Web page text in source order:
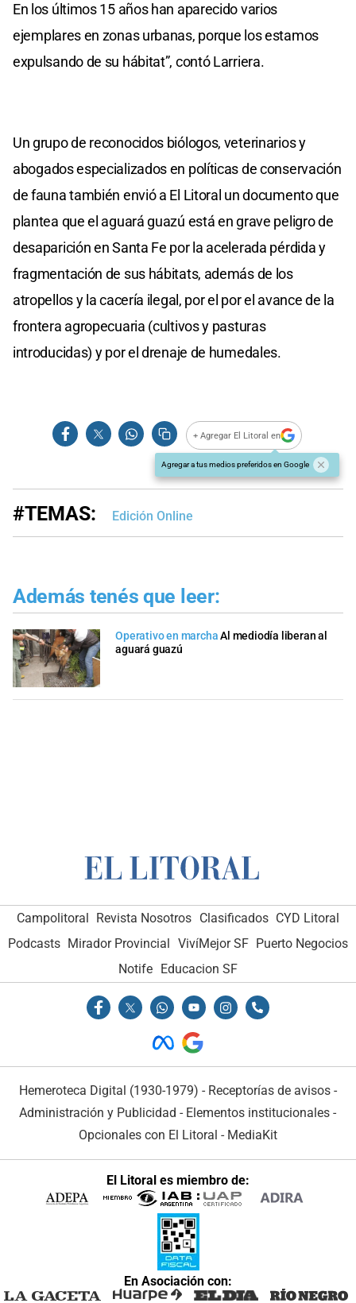
En los últimos 15 años han aparecido varios
ejemplares en zonas urbanas, porque los estamos
expulsando de su hábitat”, contó Larriera.
Un grupo de reconocidos biólogos, veterinarios y
abogados especializados en políticas de conservación
de fauna también envió a El Litoral un documento que
plantea que el aguará guazú está en grave peligro de
desaparición en Santa Fe por la acelerada pérdida y
fragmentación de sus hábitats, además de los
atropellos y la cacería ilegal, por el por el avance de la
frontera agropecuaria (cultivos y pasturas
introducidas) y por el drenaje de humedales.
+ Agregar El Litoral en
Agregar a tus medios preferidos en Google
#TEMAS: Edición Online
Además tenés que leer:
Operativo en marchaAl mediodía liberan al
aguará guazú
Campolitoral Revista Nosotros Clasificados CYD Litoral
Podcasts Mirador Provincial VivíMejor SF Puerto Negocios
Notife Educacion SF
Hemeroteca Digital (1930-1979) - Receptorías de avisos -
Administración y Publicidad - Elementos institucionales -
Opcionales con El Litoral - MediaKit
El Litoral es miembro de:
En Asociación con: